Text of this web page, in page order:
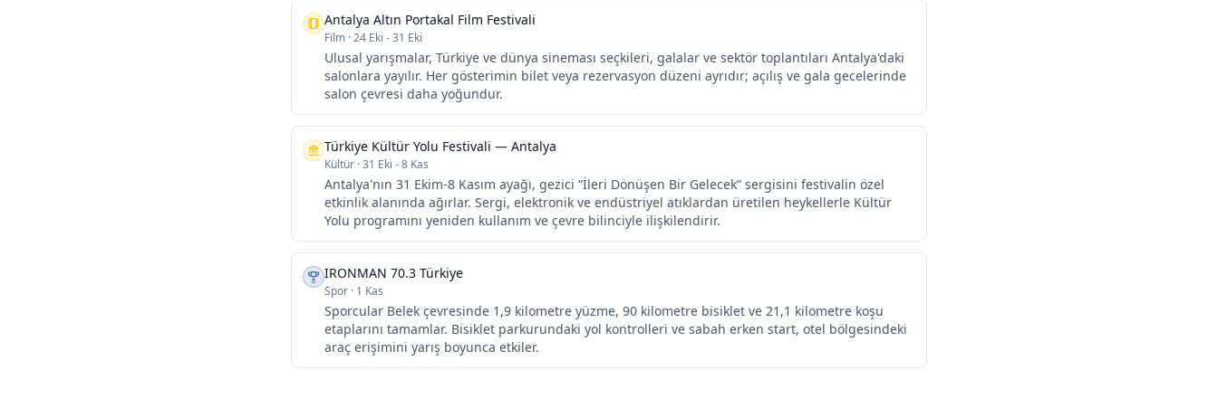
Antalya Altın Portakal Film Festivali
Film ·24 Eki - 31 Eki
Ulusal yarışmalar, Türkiye ve dünya sineması seçkileri, galalar ve sektör toplantıları Antalya'daki
salonlara yayılır. Her gösterimin bilet veya rezervasyon düzeni ayrıdır; açılış ve gala gecelerinde
salon çevresi daha yoğundur.
Türkiye Kültür Yolu Festivali — Antalya
Kültür ·31 Eki - 8 Kas
Antalya'nın 31 Ekim-8 Kasım ayağı, gezici “İleri Dönüşen Bir Gelecek” sergisini festivalin özel
etkinlik alanında ağırlar. Sergi, elektronik ve endüstriyel atıklardan üretilen heykellerle Kültür
Yolu programını yeniden kullanım ve çevre bilinciyle ilişkilendirir.
IRONMAN 70.3 Türkiye
Spor · 1 Kas
Sporcular Belek çevresinde 1,9 kilometre yüzme, 90 kilometre bisiklet ve 21,1 kilometre koşu
etaplarını tamamlar. Bisiklet parkurundaki yol kontrolleri ve sabah erken start, otel bölgesindeki
araç erişimini yarış boyunca etkiler.